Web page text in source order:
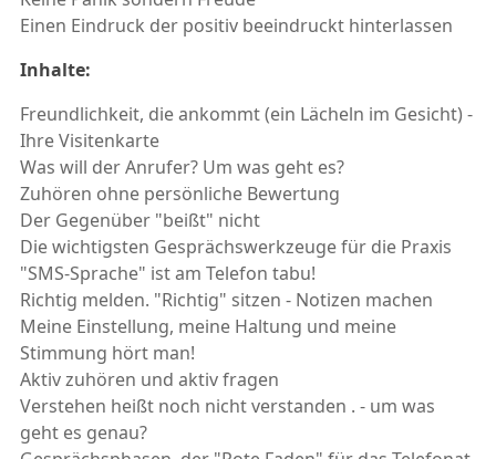
Einen Eindruck der positiv beeindruckt hinterlassen
Inhalte:
Freundlichkeit, die ankommt (ein Lächeln im Gesicht) -
Ihre Visitenkarte
Was will der Anrufer? Um was geht es?
Zuhören ohne persönliche Bewertung
Der Gegenüber "beißt" nicht
Die wichtigsten Gesprächswerkzeuge für die Praxis
"SMS-Sprache" ist am Telefon tabu!
Richtig melden. "Richtig" sitzen - Notizen machen
Meine Einstellung, meine Haltung und meine
Stimmung hört man!
Aktiv zuhören und aktiv fragen
Verstehen heißt noch nicht verstanden . - um was
geht es genau?